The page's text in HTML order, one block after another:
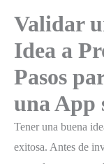
Validar
Idea a
Pasos
una App
Tener una buena
exitosa. Antes de